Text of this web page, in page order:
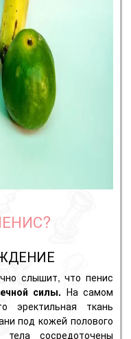
слышит, что пенис
силы. На самом
ткань
под кожей полового
сосредоточены